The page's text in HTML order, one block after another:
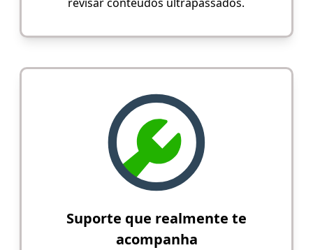
Suporte que realmente te
acompanha